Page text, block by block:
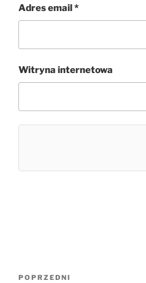
Adres email *
Witryna internetowa
Nawigacja
Poprzedni
POPRZEDNI